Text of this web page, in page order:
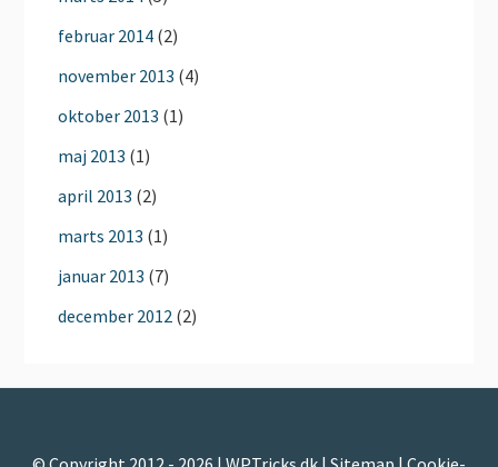
februar 2014 (2)
november 2013 (4)
oktober 2013 (1)
maj 2013 (1)
april 2013 (2)
marts 2013 (1)
januar 2013 (7)
december 2012 (2)